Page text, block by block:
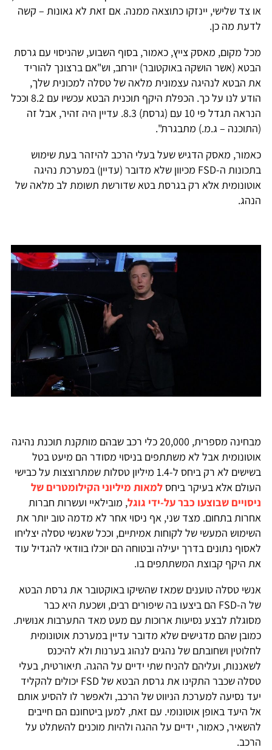
או צד שלישי, יינזקו כתוצאה ממנה. אם זאת לא גאונות – קשה
לדעת מה כן.
מכל מקום, מאסק צייץ, כאמור, בסוף השבוע, שהניסוי עם גרסת
הבטא (אשר הושקה באוקטובר) יורחב, וש"אם ברצונך להוריד
את הבטא לנהיגה עצמונית מלאה של טסלה למכונית שלך,
הודע לנו על כך. הכפלת היקף תוכנית הבטא עכשיו עם 8.2 וככל
הנראה תגדל פי 10 עם (גרסת) 8.3. עדיין היה זהיר, אבל זה
(התוכנה – ג.מ.) מתבגרת".
כאמור, מאסק הדגיש שעל בעלי הרכב להיזהר בעת שימוש
בתכונות ה-FSD מכיוון שלא מדובר (עדיין) במערכת נהיגה
אוטונומית אלא רק בגרסת בטא שדורשת תשומת לב מלאה של
הנהג.
מבחינה מספרית, 20,000 כלי רכב שבהם מותקנת תוכנת נהיגה
אוטונומית אבל לא משתתפים בניסוי מסודר הם מיעט בטל
בשישים לא רק ביחס ל-1.4 מיליון טסלות שמתרוצצות על כבישי
העולם אלא בעיקר ביחס למאות מיליוני הקילומטרים של
ניסויים שבוצעו כבר על-ידי גוגל, מובילאיי ועשרות חברות
אחרות בתחום. מצד שני, אף ניסוי אחר לא מדמה טוב יותר את
השימוש המעשי של לקוחות אמיתיים, וככל שאנשי טסלה יצליחו
לאסוף נתונים בדרך יעילה ובטוחה הם יוכלו בוודאי להגדיל עוד
את היקף קבוצת המשתתפים בו.
אנשי טסלה טוענים שמאז שהשיקו באוקטובר את גרסת הבטא
של ה-FSD הם ביצעו בה שיפורים רבים, ושכעת היא כבר
מסוגלת לבצע נסיעות ארוכות עם מעט מאד התערבות אנושית.
כמובן שהם מדגישים שלא מדובר עדיין במערכת אוטונומית
לחלוטין ושחובתם של נהגים לנהוג בערנות ולא להיכנס
לשאננות, ועליהם להניח שתי ידיים על ההגה. תיאורטית, בעלי
טסלה שכבר התקינו את גרסת הבטא של FSD יכולים להקליד
יעד נסיעה למערכת הניווט של הרכב, ולאפשר לו להסיע אותם
אל היעד באופן אוטונומי. עם זאת, למען ביטחונם הם חייבים
להשאיר, כאמור, ידיים על ההגה ולהיות מוכנים להשתלט על
הרכב.